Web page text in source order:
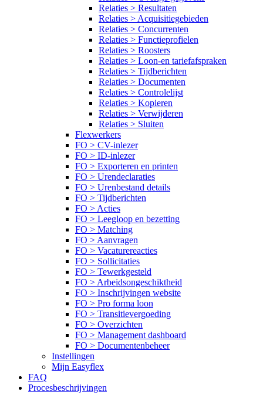
Relaties > Resultaten
Relaties > Acquisitiegebieden
Relaties > Concurrenten
Relaties > Functieprofielen
Relaties > Roosters
Relaties > Loon-en tariefafspraken
Relaties > Tijdberichten
Relaties > Documenten
Relaties > Controlelijst
Relaties > Kopieren
Relaties > Verwijderen
Relaties > Sluiten
Flexwerkers
FO > CV-inlezer
FO > ID-inlezer
FO > Exporteren en printen
FO > Urendeclaraties
FO > Urenbestand details
FO > Tijdberichten
FO > Acties
FO > Leegloop en bezetting
FO > Matching
FO > Aanvragen
FO > Vacaturereacties
FO > Sollicitaties
FO > Tewerkgesteld
FO > Arbeidsongeschiktheid
FO > Inschrijvingen website
FO > Pro forma loon
FO > Transitievergoeding
FO > Overzichten
FO > Management dashboard
FO > Documentenbeheer
Instellingen
Mijn Easyflex
FAQ
Procesbeschrijvingen